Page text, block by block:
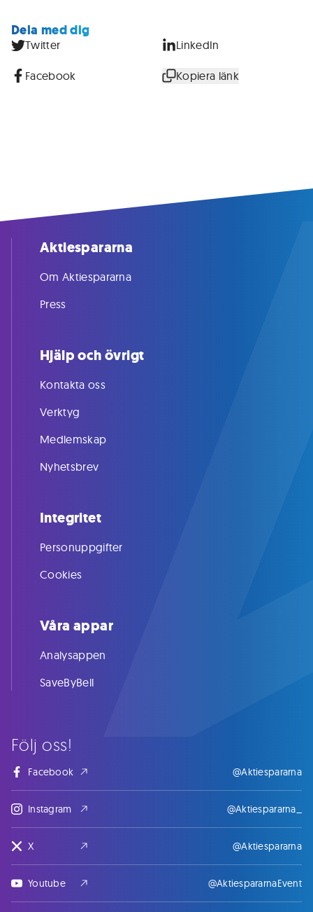
Dela med dig
Twitter LinkedIn
Facebook Kopiera länk
Följ oss!
Facebook @Aktiespararna
Instagram @Aktiespararna_
X @Aktiespararna
Youtube @AktiespararnaEvent
Aktiespararna
Om Aktiespararna
Press
Hjälp och övrigt
Kontakta oss
Verktyg
Medlemskap
Nyhetsbrev
Integritet
Personuppgifter
Cookies
Våra appar
Analysappen
SaveByBell